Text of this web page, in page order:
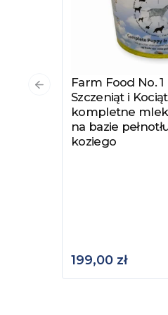
Zobacz produkt
Farm Food No.
Szczeniąt i
kompletne
na bazie
koziego
199,00 zł
Poprzedni slajd